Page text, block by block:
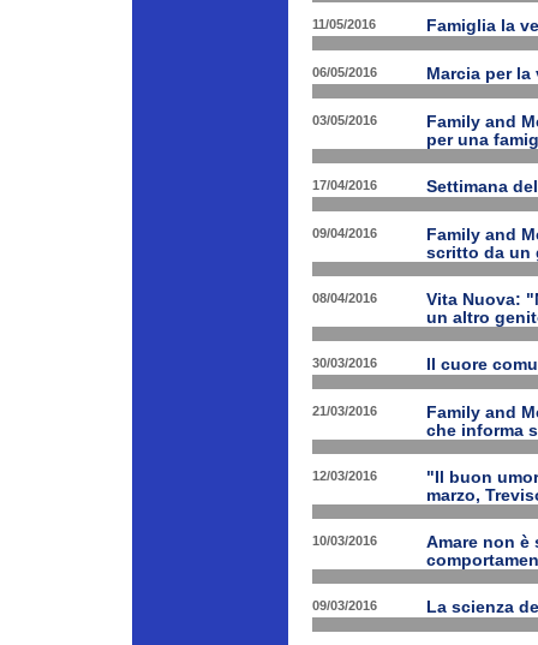
11/05/2016 Famiglia la
06/05/2016 Marcia per la
03/05/2016
Family and
per una
17/04/2016 Settimana
09/04/2016
Family and
scritto da un
08/04/2016
Vita Nuova:
un altro
30/03/2016 Il cuore
21/03/2016
Family and
che informa
12/03/2016
"Il buon
marzo,
10/03/2016
Amare non
09/03/2016 La scienza